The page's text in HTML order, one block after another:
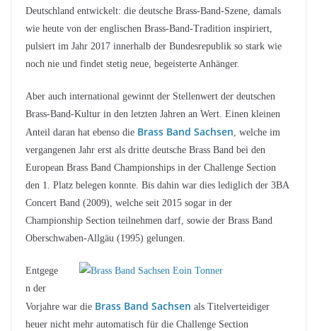
Deutschland entwickelt: die deutsche Brass-Band-Szene, damals
wie heute von der englischen Brass-Band-Tradition inspiriert,
pulsiert im Jahr 2017 innerhalb der Bundesrepublik so stark wie
noch nie und findet stetig neue, begeisterte Anhänger.
Aber auch international gewinnt der Stellenwert der deutschen
Brass-Band-Kultur in den letzten Jahren an Wert. Einen kleinen
Anteil daran hat ebenso die Brass Band Sachsen, welche im
vergangenen Jahr erst als dritte deutsche Brass Band bei den
European Brass Band Championships in der Challenge Section
den 1. Platz belegen konnte. Bis dahin war dies lediglich der 3BA
Concert Band (2009), welche seit 2015 sogar in der
Championship Section teilnehmen darf, sowie der Brass Band
Oberschwaben-Allgäu (1995) gelungen.
Entgege
n der
Vorjahre war die Brass Band Sachsen als Titelverteidiger
heuer nicht mehr automatisch für die Challenge Section